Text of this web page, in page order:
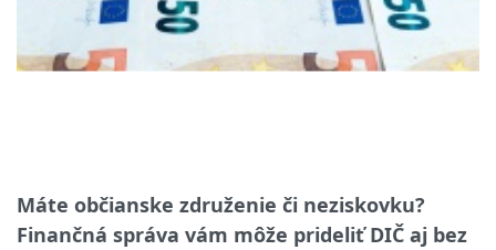
Máte občianske združenie či neziskovku?
Finančná správa vám môže prideliť DIČ aj bez